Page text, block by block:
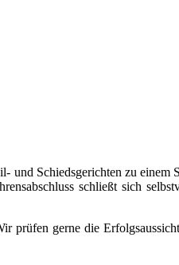
Schiedsgerichten zu
schließt sich
gerne die